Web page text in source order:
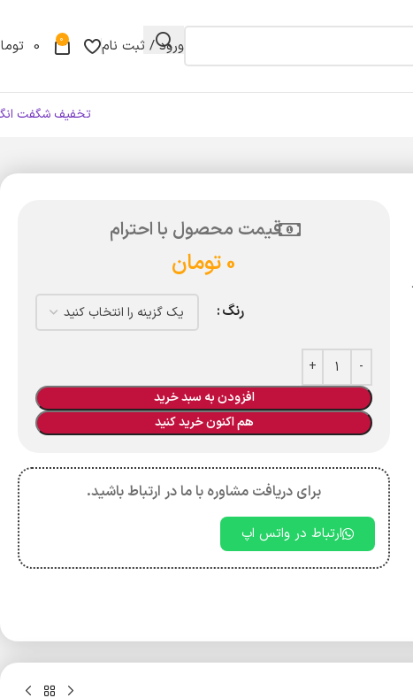
ورود / ثبت نام 0
0
تخفیف شگفت
قیمت محصول با احترام
0تومان
رنگ
افزودن به سبد خرید
هم اکنون خرید کنید
برای دریافت مشاوره با ما در ارتباط باشید.
ارتباط در واتس اپ